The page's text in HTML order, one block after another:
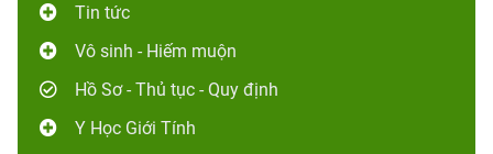
Tin tức
Vô sinh - Hiếm muộn
Hồ Sơ - Thủ tục - Quy định
Y Học Giới Tính